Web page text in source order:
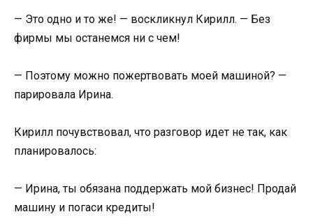
— Это одно и то же! — воскликнул Кирилл. — Без
фирмы мы останемся ни с чем!
— Поэтому можно пожертвовать моей машиной? —
парировала Ирина.
Кирилл почувствовал, что разговор идет не так, как
планировалось:
— Ирина, ты обязана поддержать мой бизнес! Продай
машину и погаси кредиты!